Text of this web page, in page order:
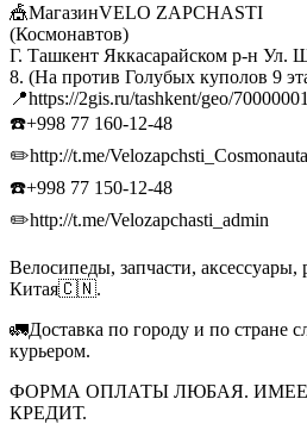
🎪МагазинVELO ZAPCHASTI
(Космонавтов)
Г. Ташкент Яккасарайском р-н Ул.
8. (На против Голубых куполов 9
📍https://2gis.ru/tashkent/geo/
☎️+998 77 160-12-48
✏️http://t.me/Velozapchsti_Cosmonauta
☎️+998 77 150-12-48
✏️http://t.me/Velozapchasti_admin
Велосипеды, запчасти, аксессуары,
Китая🇨🇳.
🚛Доставка по городу и по стране
курьером.
ФОРМА ОПЛАТЫ ЛЮБАЯ.
КРЕДИТ.